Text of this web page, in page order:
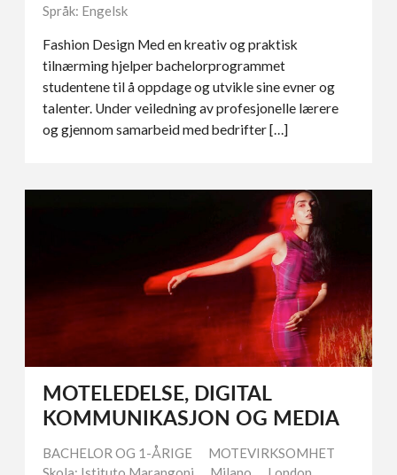
Språk: Engelsk
Fashion Design Med en kreativ og praktisk
tilnærming hjelper bachelorprogrammet
studentene til å oppdage og utvikle sine evner og
talenter. Under veiledning av profesjonelle lærere
og gjennom samarbeid med bedrifter […]
MOTELEDELSE, DIGITAL
KOMMUNIKASJON OG MEDIA
BACHELOR OG 1-ÅRIGE
MOTEVIRKSOMHET